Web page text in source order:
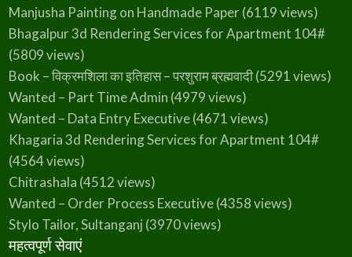
Manjusha Painting on Handmade Paper(6119 views)
Bhagalpur 3d Rendering Services for Apartment 104#
(5809 views)
Book – विक्रमशिला का इतिहास – परशुराम ब्रह्मवादी(5291 views)
Wanted – Part Time Admin (4979 views)
Wanted – Data Entry Executive(4671 views)
Khagaria 3d Rendering Services for Apartment 104#
(4564 views)
Chitrashala (4512 views)
Wanted – Order Process Executive(4358 views)
Stylo Tailor, Sultanganj (3970 views)
महत्वपूर्ण सेवाएं